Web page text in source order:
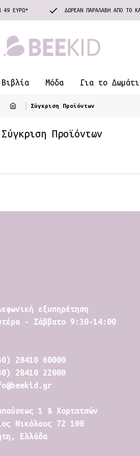
49 ΕΥΡΏ* ΔΩΡΕΆΝ ΠΑΡΑΛΑΒΉ ΑΠΌ ΤΟ
Βιβλία Μόδα Για το
Σύγκριση Προϊόντων
Σύγκριση Προϊόντων
εξυπηρέτηση
- Σάββατο 9:30-14:00
28410 60000
28410 22000
1 & Χορτατσών
Νικόλαος 72 100
Ελλάδα